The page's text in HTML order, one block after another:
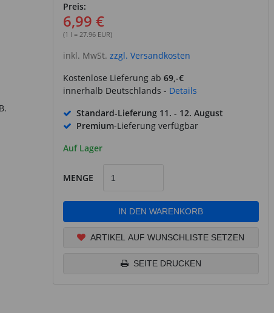
Preis:
6,99 €
(1 l = 27.96 EUR)
inkl. MwSt. zzgl. Versandkosten
Kostenlose Lieferung ab 69,-€
innerhalb Deutschlands - Details
Standard-Lieferung 11. - 12. August
Premium-Lieferung verfügbar
Auf Lager
MENGE
IN DEN WARENKORB
ARTIKEL AUF WUNSCHLISTE SETZEN
SEITE DRUCKEN